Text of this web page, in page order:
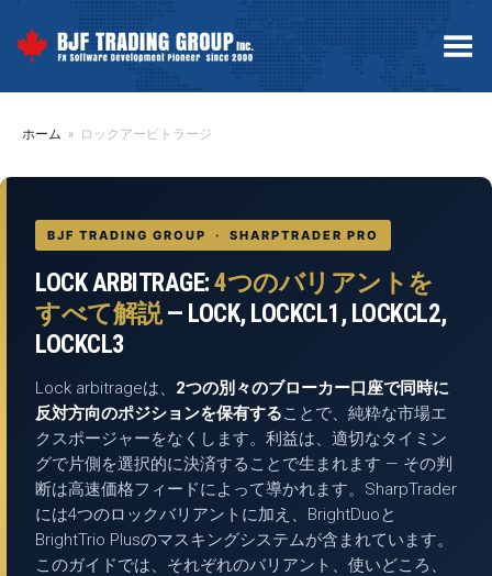
Toggle Menu
ホーム » ロックアービトラージ
BJF TRADING GROUP · SHARPTRADER PRO
LOCK ARBITRAGE:4つのバリアントを
すべて解説— LOCK, LOCKCL1, LOCKCL2,
LOCKCL3
Lock arbitrageは、 2つの別々のブローカー口座で同時に
反対方向のポジションを保有することで、純粋な市場エ
クスポージャーをなくします。利益は、適切なタイミン
グで片側を選択的に決済することで生まれます — その判
断は高速価格フィードによって導かれます。SharpTrader
には4つのロックバリアントに加え、BrightDuoと
BrightTrio Plusのマスキングシステムが含まれています。
このガイドでは、それぞれのバリアント、使いどころ、